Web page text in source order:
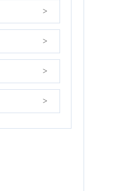
>
>
>
>